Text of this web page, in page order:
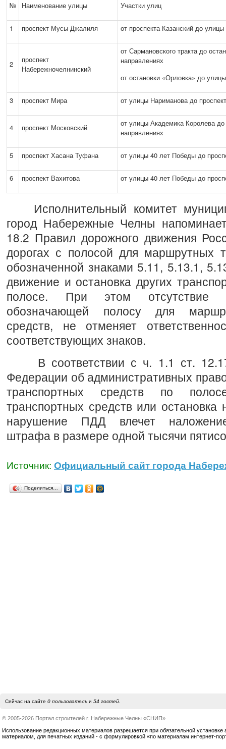
№ Наименование улицы Участки улиц
1 проспект Мусы Джалиля от проспекта Казанский до
2
проспект
Набережночелнинский
от Сармановского тракта до
направлениях
от остановки «Орловка» до
3 проспект Мира от улицы Нариманова до
4 проспект Московский
от улицы Академика Королева
направлениях
5 проспект Хасана Туфана от улицы 40 лет Победы до
6 проспект Вахитова от улицы 40 лет Победы до
Исполнительный комитет
город Набережные Челны
18.2 Правил дорожного движения
дорогах с полосой для маршрутных
обозначенной знаками 5.11, 5.13.1,
движение и остановка других
полосе. При этом отсутствие
обозначающей полосу для
средств, не отменяет
соответствующих знаков.
В соответствии с ч. 1.1 ст. 12.17
Федерации об административных
транспортных средств по
транспортных средств или остановка
нарушение ПДД влечет наложение
штрафа в размере одной тысячи
Источник: Официальный сайт города
Поделиться…
Сейчас на сайте 0 пользовательи 54 гостей.
© 2005-2026 Портал строителей г. Набережные Челны «СНИП»
Использование редакционных материалов разрешается при обязательной установке
материалом, для печатных изданий - с формулировкой «по материалам интернет-